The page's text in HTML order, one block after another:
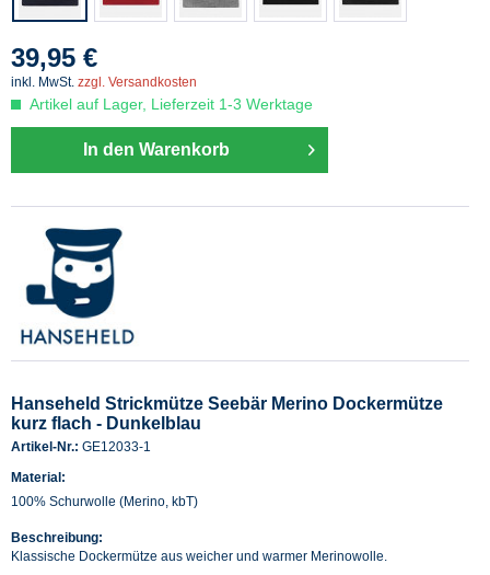
39,95 €
inkl. MwSt. zzgl. Versandkosten
Artikel auf Lager, Lieferzeit 1-3 Werktage
In den Warenkorb
Hanseheld Strickmütze Seebär Merino Dockermütze
kurz flach - Dunkelblau
Artikel-Nr.: GE12033-1
Material:
100% Schurwolle (Merino, kbT)
Beschreibung:
Klassische Dockermütze aus weicher und warmer Merinowolle.